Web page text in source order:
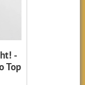
-
Top